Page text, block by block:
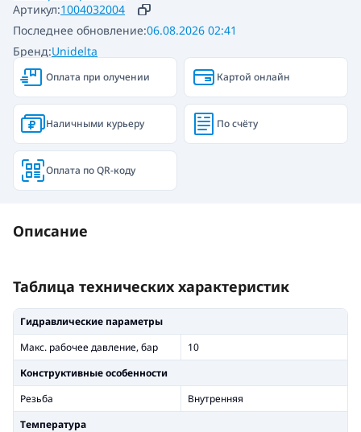
Артикул:1004032004
Бренд:Unidelta
Последнее обновление:06.08.2026 02:41
Оплата при олучении Картой онлайн
Наличными курьеру По счёту
Оплата по QR-коду
Описание
Таблица технических характеристик
Гидравлические параметры
Макс. рабочее давление, бар
10
Конструктивные особенности
Резьба
Внутренняя
Температура